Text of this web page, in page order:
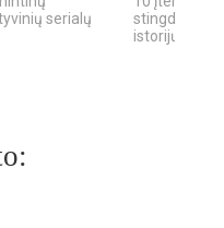
serialų
stingdančių
istorijų